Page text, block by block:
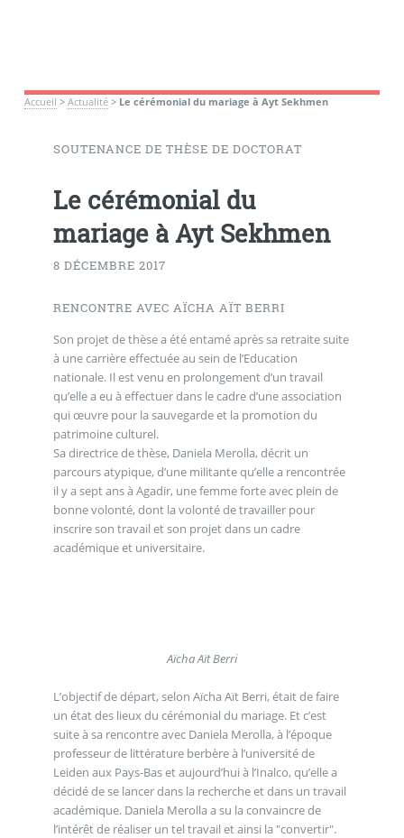
Accueil > Actualité> Le cérémonial du mariage à Ayt Sekhmen
SOUTENANCE DE THÈSE DE DOCTORAT
Le cérémonial du
mariage à Ayt Sekhmen
8 DÉCEMBRE 2017
RENCONTRE AVEC AÏCHA AÏT BERRI
Son projet de thèse a été entamé après sa retraite suite
à une carrière effectuée au sein de l’Education
nationale. Il est venu en prolongement d’un travail
qu’elle a eu à effectuer dans le cadre d’une association
qui œuvre pour la sauvegarde et la promotion du
patrimoine culturel.
Sa directrice de thèse, Daniela Merolla, décrit un
parcours atypique, d’une militante qu’elle a rencontrée
il y a sept ans à Agadir, une femme forte avec plein de
bonne volonté, dont la volonté de travailler pour
inscrire son travail et son projet dans un cadre
académique et universitaire.
Aïcha Aït Berri
L’objectif de départ, selon Aïcha Aït Berri, était de faire
un état des lieux du cérémonial du mariage. Et c’est
suite à sa rencontre avec Daniela Merolla, à l’époque
professeur de littérature berbère à l’université de
Leiden aux Pays-Bas et aujourd’hui à l’Inalco, qu’elle a
décidé de se lancer dans la recherche et dans un travail
académique. Daniela Merolla a su la convaincre de
l’intérêt de réaliser un tel travail et ainsi la "convertir".